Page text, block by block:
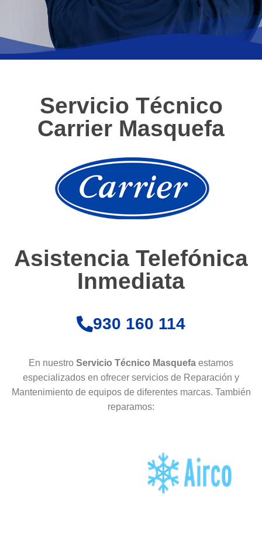
Servicio Técnico
Carrier Masquefa
Asistencia Telefónica
Inmediata
930 160 114
En nuestro Servicio Técnico Masquefa estamos
especializados en ofrecer servicios de Reparación y
Mantenimiento de equipos de diferentes marcas. También
reparamos: